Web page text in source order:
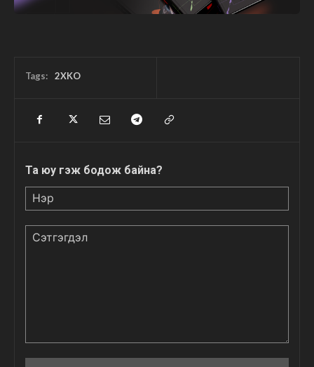
Tags: 2XKO
Та юу гэж бодож байна?